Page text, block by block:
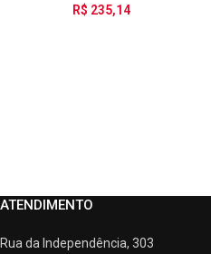
R$ 235,14
ATENDIMENTO
Rua da Independência, 303